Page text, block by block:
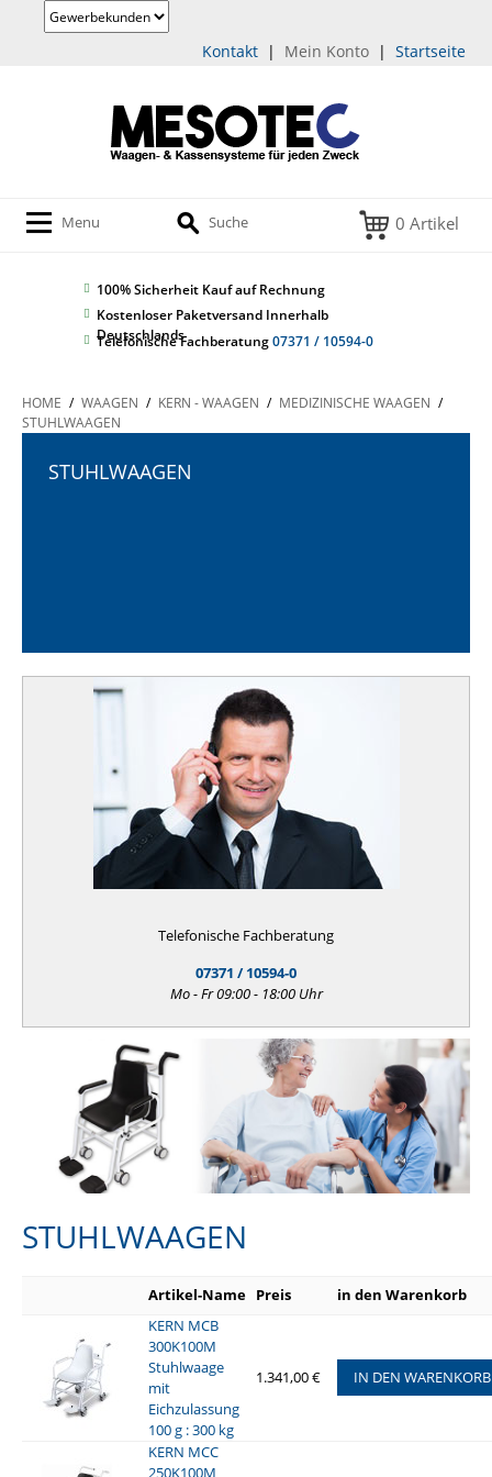
Startseite
|
Mein Konto
|
Kontakt
Menu Suche 0 Artikel
100% Sicherheit Kauf auf Rechnung
Kostenloser Paketversand Innerhalb
Deutschlands
Telefonische Fachberatung07371 / 10594-0
HOME / WAAGEN / KERN - WAAGEN / MEDIZINISCHE WAAGEN /
STUHLWAAGEN
STUHLWAAGEN
Telefonische Fachberatung
07371 / 10594-0
Mo - Fr 09:00 - 18:00 Uhr
STUHLWAAGEN
Artikel-Name Preis
in den Warenkorb
KERN MCB
300K100M
Stuhlwaage
mit
Eichzulassung
100 g : 300 kg
1.341,00 € IN DEN WARENKORB
KERN MCC